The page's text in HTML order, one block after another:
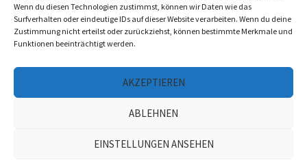
Wenn du diesen Technologien zustimmst, können wir Daten wie das
Surfverhalten oder eindeutige IDs auf dieser Website verarbeiten. Wenn du deine
Zustimmung nicht erteilst oder zurückziehst, können bestimmte Merkmale und
Funktionen beeinträchtigt werden.
AKZEPTIEREN
ABLEHNEN
EINSTELLUNGEN ANSEHEN
Datenschutz
Cookie-Richtlinie
LAGE & ANFAHRT